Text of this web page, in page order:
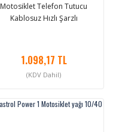
Motosiklet Telefon Tutucu
Kablosuz Hızlı Şarzlı
1.098,17 TL
(KDV Dahil)